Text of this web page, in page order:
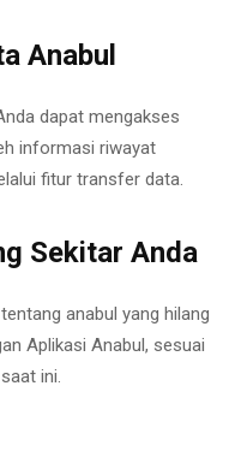
Anabul
dapat mengakses
informasi riwayat
fitur transfer data.
Sekitar Anda
anabul yang hilang
Aplikasi Anabul, sesuai
ini.